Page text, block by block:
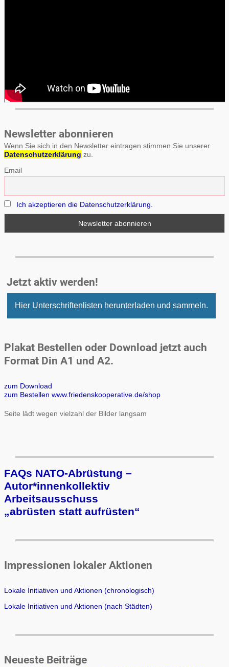
Newsletter abonnieren
Wenn Sie sich in den Newsletter eintragen stimmen Sie unserer
Datenschutzerklärung zu.
Email
Ich akzeptieren die Datenschutzerklärung.
Jetzt aktiv werden!
Hier Unterschriftenlisten herunterladen und sammeln.
Plakat Bestellen oder Download jetzt auch
Format Din A1 und A2.
zum Download
zum Bestellen www.friedenskooperative.de/shop
Seite lädt wegen vielzahl der Bilder langsam
FAQs NATO-Abrüstung –
Autor*innenkollektiv
Arbeits­aus­schuss
„ab­rüs­ten statt auf­rüs­ten“
Impressionen lokaler Aktionen
Lokale Initiativen und Aktionen (chronologisch)
Lokale Initiativen und Aktionen (nach Städten)
Neueste Beiträge